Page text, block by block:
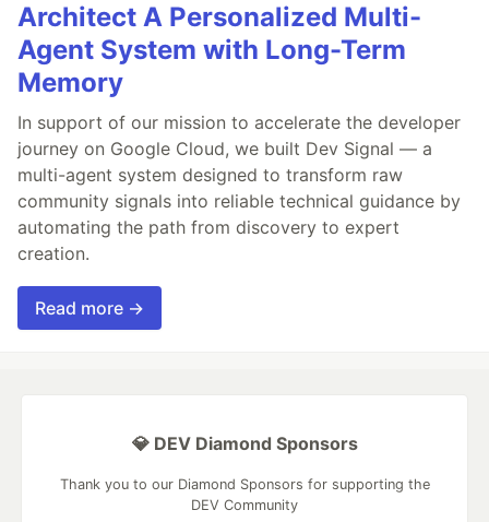
Architect A Personalized Multi-
Agent System with Long-Term
Memory
In support of our mission to accelerate the developer
journey on Google Cloud, we built Dev Signal — a
multi-agent system designed to transform raw
community signals into reliable technical guidance by
automating the path from discovery to expert
creation.
Read more →
💎 DEV Diamond Sponsors
Thank you to our Diamond Sponsors for supporting the
DEV Community